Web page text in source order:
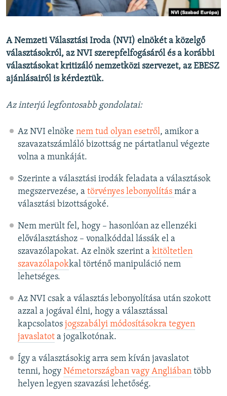
Valamennyi RFE/RL weboldal
A Nemzeti Választási Iroda (NVI) elnökét a közelgő
választásokról, az NVI szerepfelfogásáról és a korábbi
választásokat kritizáló nemzetközi szervezet, az EBESZ
ajánlásairól is kérdeztük.
Az interjú legfontosabb gondolatai:
Az NVI elnöke nem tud olyan esetről, amikor a
szavazatszámláló bizottság ne pártatlanul végezte
volna a munkáját.
Szerinte a választási irodák feladata a választások
megszervezése, a törvényes lebonyolítás már a
választási bizottságoké.
Nem merült fel, hogy – hasonlóan az ellenzéki
előválasztáshoz – vonalkóddal lássák el a
szavazólapokat. Az elnök szerint a kitöltetlen
szavazólapokkal történő manipuláció nem
lehetséges.
Az NVI csak a választás lebonyolítása után szokott
azzal a jogával élni, hogy a választással
kapcsolatos jogszabályi módosításokra tegyen
javaslatota jogalkotónak.
Így a választásokig arra sem kíván javaslatot
tenni, hogy Németországban vagy Angliábantöbb
helyen legyen szavazási lehetőség.